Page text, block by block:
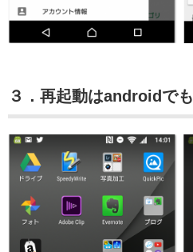
３．再起動はandroidでも